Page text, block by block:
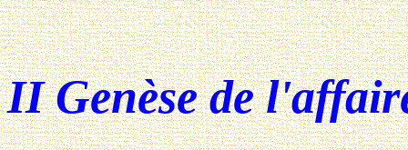
II Genèse de